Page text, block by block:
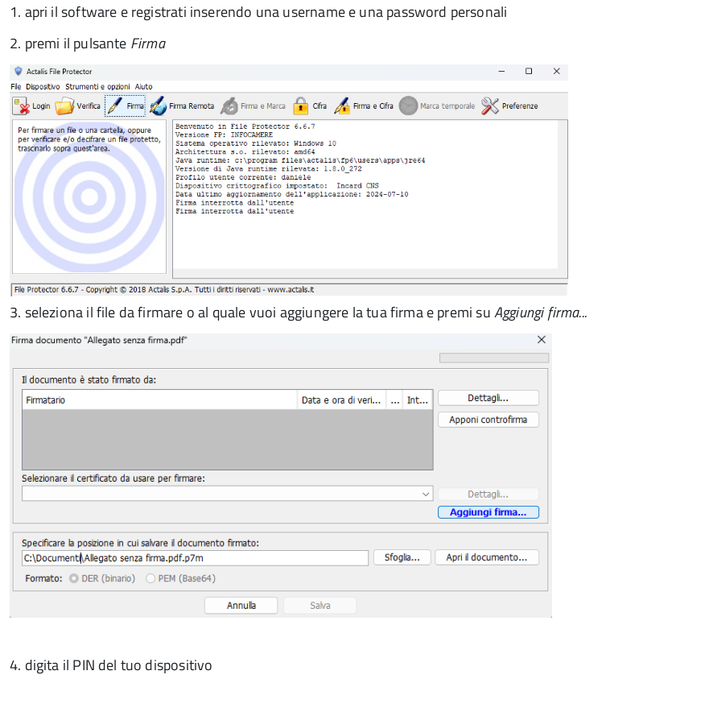
1. apri il software e registrati inserendo una username e una password personali
2. premi il pulsante Firma
3. seleziona il file da firmare o al quale vuoi aggiungere la tua firma e premi suAggiungi firma...
4. digita il PIN del tuo dispositivo